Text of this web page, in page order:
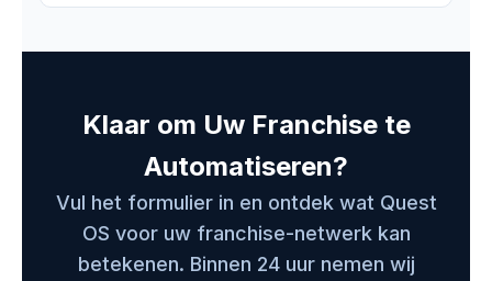
Klaar om Uw Franchise te
Automatiseren?
Vul het formulier in en ontdek wat Quest
OS voor uw franchise-netwerk kan
betekenen. Binnen 24 uur nemen wij